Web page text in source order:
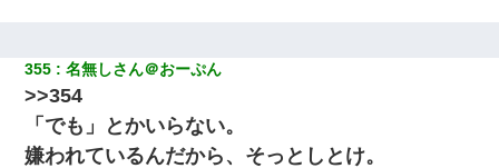
355 名無しさん＠おーぷん
>>354
「でも」とかいらない。
嫌われているんだから、そっとしとけ。